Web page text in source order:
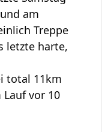
am
Treppe
letzte harte,
total 11km
vor 10